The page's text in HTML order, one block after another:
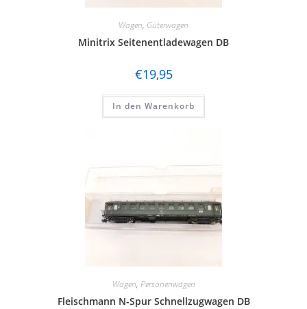
Wagen, Güterwagen
Minitrix Seitenentladewagen DB
€19,95
In den Warenkorb
Wagen, Personenwagen
Fleischmann N-Spur Schnellzugwagen DB